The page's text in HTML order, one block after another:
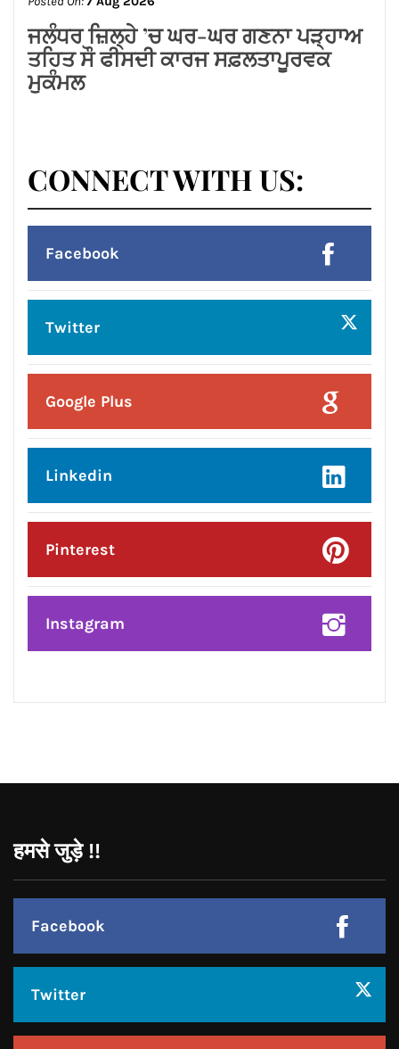
ਜਲੰਧਰ ਜ਼ਿਲ੍ਹੇ ’ਚ ਘਰ-ਘਰ ਗਣਨਾ ਪੜ੍ਹਾਅ
ਤਹਿਤ ਸੌ ਫੀਸਦੀ ਕਾਰਜ ਸਫ਼ਲਤਾਪੂਰਵਕ
ਮੁਕੰਮਲ
CONNECT WITH US:
Facebook
Twitter
Google Plus
Instagram